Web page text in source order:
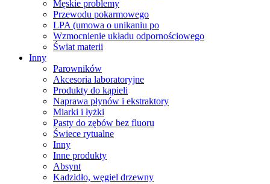
Męskie problemy
Przewodu pokarmowego
LPA (umowa o unikaniu po
Wzmocnienie układu odpornościowego
Świat materii
Inny
Parowników
Akcesoria laboratoryjne
Produkty do kąpieli
Naprawa płynów i ekstraktory
Miarki i łyżki
Pasty do zębów bez fluoru
Świece rytualne
Inny
Inne produkty
Absynt
Kadzidło, węgiel drzewny